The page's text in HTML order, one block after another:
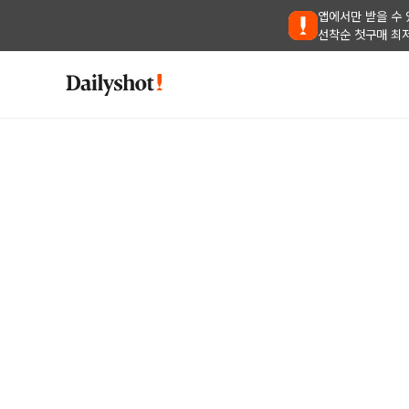
앱에서만 받을 수
선착순 첫구매 최